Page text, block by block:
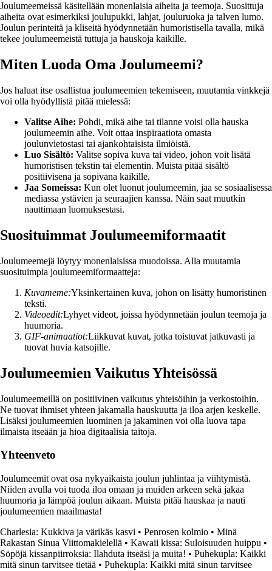
Joulumeemeissä käsitellään monenlaisia aiheita ja teemoja. Suosittuja
aiheita ovat esimerkiksi joulupukki, lahjat, jouluruoka ja talven lumo.
Joulun perinteitä ja kliseitä hyödynnetään humoristisella tavalla, mikä
tekee joulumeemeistä tuttuja ja hauskoja kaikille.
Miten Luoda Oma Joulumeemi?
Jos haluat itse osallistua joulumeemien tekemiseen, muutamia vinkkejä
voi olla hyödyllistä pitää mielessä:
Valitse Aihe: Pohdi, mikä aihe tai tilanne voisi olla hauska
joulumeemin aihe. Voit ottaa inspiraatiota omasta
joulunvietostasi tai ajankohtaisista ilmiöistä.
Luo Sisältö: Valitse sopiva kuva tai video, johon voit lisätä
humoristisen tekstin tai elementin. Muista pitää sisältö
positiivisena ja sopivana kaikille.
Jaa Someissa: Kun olet luonut joulumeemin, jaa se sosiaalisessa
mediassa ystävien ja seuraajien kanssa. Näin saat muutkin
nauttimaan luomuksestasi.
Suosituimmat Joulumeemiformaatit
Joulumeemejä löytyy monenlaisissa muodoissa. Alla muutamia
suosituimpia joulumeemiformaatteja:
Kuvameme:Yksinkertainen kuva, johon on lisätty humoristinen
teksti.
Videoedit:Lyhyet videot, joissa hyödynnetään joulun teemoja ja
huumoria.
GIF-animaatiot:Liikkuvat kuvat, jotka toistuvat jatkuvasti ja
tuovat huvia katsojille.
Joulumeemien Vaikutus Yhteisössä
Joulumeemeillä on positiivinen vaikutus yhteisöihin ja verkostoihin.
Ne tuovat ihmiset yhteen jakamalla hauskuutta ja iloa arjen keskelle.
Lisäksi joulumeemien luominen ja jakaminen voi olla luova tapa
ilmaista itseään ja hioa digitaalisia taitoja.
Yhteenveto
Joulumeemit ovat osa nykyaikaista joulun juhlintaa ja viihtymistä.
Niiden avulla voi tuoda iloa omaan ja muiden arkeen sekä jakaa
huumoria ja lämpöä joulun aikaan. Muista pitää hauskaa ja nauti
joulumeemien maailmasta!
Charlesia: Kukkiva ja värikäs kasvi • Penrosen kolmio • Minä
Rakastan Sinua Viittomakielellä • Kawaii kissa: Suloisuuden huippu •
Söpöjä kissanpiirroksia: Ilahduta itseäsi ja muita! • Puhekupla: Kaikki
mitä sinun tarvitsee tietää • Puhekupla: Kaikki mitä sinun tarvitsee